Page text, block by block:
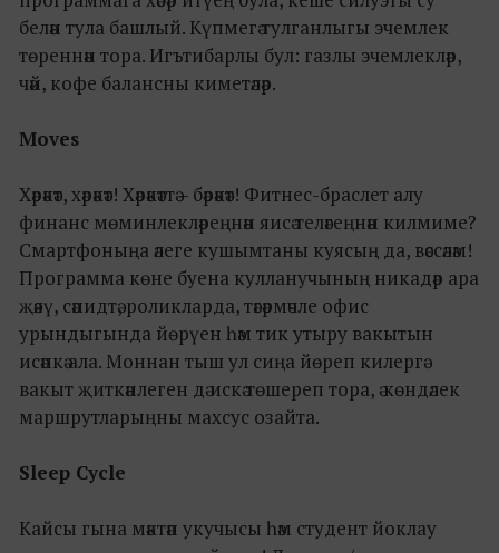
белән тула башлый. Күпмегә тулганлыгы эчемлек
төреннән тора. Игътибарлы бул: газлы эчемлекләр,
чәй, кофе балансны киметәләр.
Moves
Хәрәкәт, хәрәкәт! Хәрәкәттә – бәрәкәт! Фитнес-браслет алу
финанс мөминлекләреңнән яисә теләгеңнән килмиме?
Смартфоныңа әлеге кушымтаны куясың да, вәссәләм!
Программа көне буена кулланучының никадәр ара
җәяү, сәпидтә, роликларда, тәгәрмәчле офис
урындыгында йөрүен һәм тик утыру вакытын
исәпкә ала. Моннан тыш ул сиңа йөреп килергә
вакыт җиткәнлеген дә искә төшереп тора, ә көндәлек
маршрутларыңны махсус озайта.
Sleep Cycle
Кайсы гына мәктәп укучысы һәм студент йоклау